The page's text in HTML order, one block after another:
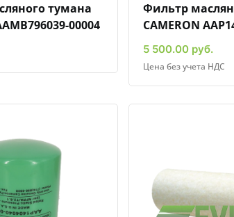
тумана
00004
Фильтр
CAMERON
5 500.00 руб.
Цена без учета НДС